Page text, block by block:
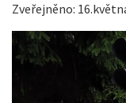
Zveřejněno: